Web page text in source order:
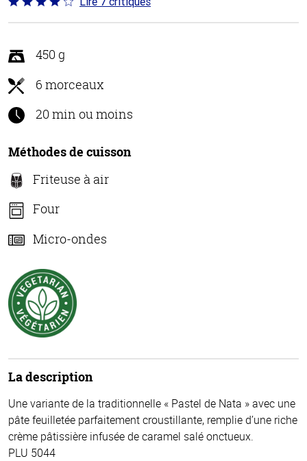
Coté
3.9 sur
450 g
6 morceaux
20 min ou moins
Méthodes de cuisson
Friteuse à air
Four
Micro-ondes
La description
Une variante de la traditionnelle « Pastel de Nata » avec une
pâte feuilletée parfaitement croustillante, remplie d’une riche
crème pâtissière infusée de caramel salé onctueux.
PLU 5044